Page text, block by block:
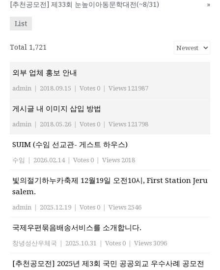
[추천공모전] 제33회 눈높이아동문학대전(~8/31)
»
List
Total 1,721
외부 업체 홍보 안내
admin 2018.09.15 Votes 0 Views 121987
게시글 내 이미지 삽입 방법
admin 2018.05.26 Votes 0 Views 121798
SUIM (수임 선교관- 게스트 하우스)
수임 2026.02.14 Votes 0 Views 2018
빛의절기하누카축제 12월19일 오전10시, First Station Jeru
salem.
admin 2025.12.19 Votes 0 Views 2546
국제우편묶음배송서비스를 소개합니다.
창녕성산우체국 2025.10.31 Votes 0 Views 3096
[추천공모전] 2025년 제3회 국민 공공외교 우수사례 공모전